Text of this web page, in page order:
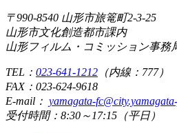
〒990-8540 山形市旅篭町2-3-25
山形市文化創造都市課内
山形フィルム・コミッション事務
TEL： 023-641-1212 （内線：777）
FAX： 023-624-9618
E-mail： yamagata-
受付時間：8:30～17:15（平日）